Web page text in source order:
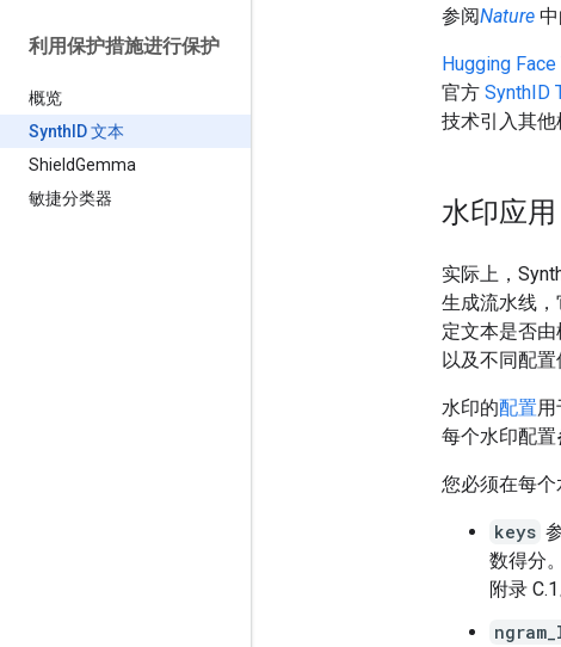
利用保护措施进行保护
概览
SynthID 文本
ShieldGemma
敏捷分类器
参阅Nature 中
Hugging
官方 SynthID
技术引入其他
水印应用
实际上，
生成流水线
定文本是否
以及不同配
水印的配置用
每个水印配置
您必须在每个
keys
数得分
附录 C.1